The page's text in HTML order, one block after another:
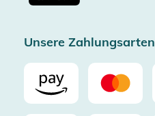
Unsere Zahlungsarten